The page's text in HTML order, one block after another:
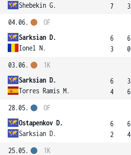
Shebekin G.
7
3
04.06.
Sarksian D.
Ionel N.
OF
6
3
6
0
03.06.
Sarksian D.
Torres Ramis M.
1K
6
4
3
6
28.05.
Ostapenkov D.
Sarksian D.
OF
6
2
6
4
25.05.
1K